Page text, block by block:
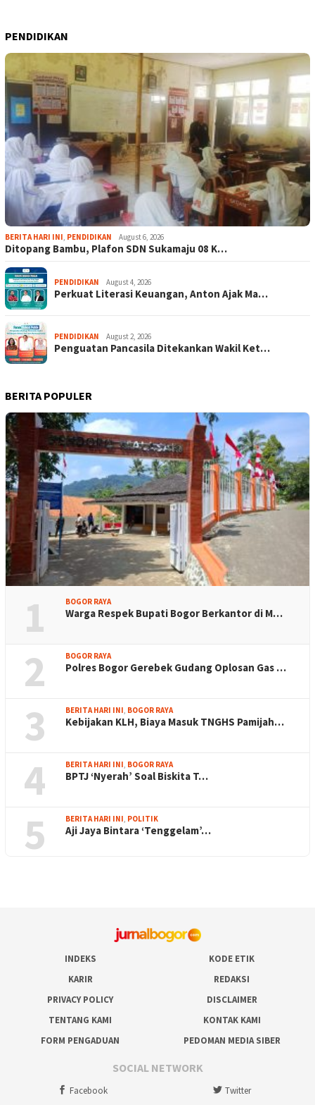
PENDIDIKAN
BERITA HARI INI, PENDIDIKAN August 6, 2026
Ditopang Bambu, Plafon SDN Sukamaju 08 K…
PENDIDIKAN August 4, 2026
Perkuat Literasi Keuangan, Anton Ajak Ma…
PENDIDIKAN August 2, 2026
Penguatan Pancasila Ditekankan Wakil Ket…
BERITA POPULER
1 BOGOR RAYA
Warga Respek Bupati Bogor Berkantor di M…
2 BOGOR RAYA
Polres Bogor Gerebek Gudang Oplosan Gas …
3 BERITA HARI INI BOGOR RAYA
Kebijakan KLH, Biaya Masuk TNGHS Pamijah…
4 BERITA HARI INI BOGOR RAYA
BPTJ ‘Nyerah’ Soal Biskita T…
5 BERITA HARI INI POLITIK
Aji Jaya Bintara ‘Tenggelam’…
INDEKS
KODE ETIK
KARIR
REDAKSI
PRIVACY POLICY
DISCLAIMER
TENTANG KAMI
KONTAK KAMI
FORM PENGADUAN
PEDOMAN MEDIA SIBER
SOCIAL NETWORK
Facebook Twitter